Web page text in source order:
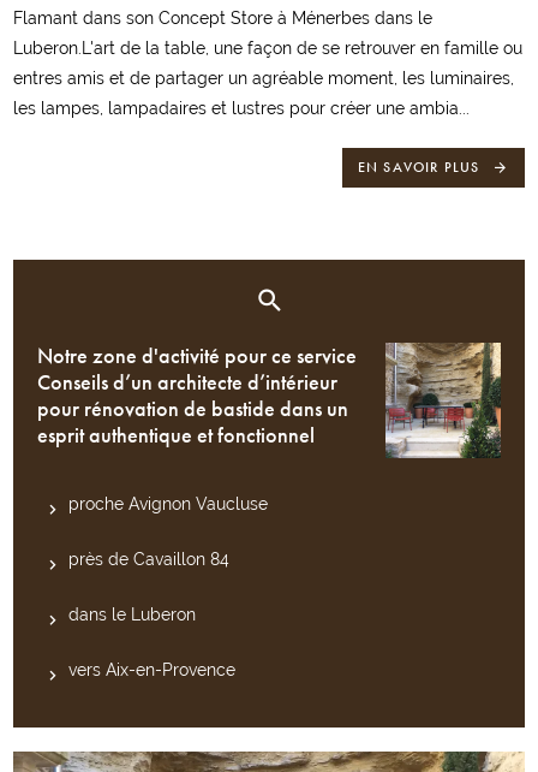
Flamant dans son Concept Store à Ménerbes dans le
Luberon.L'art de la table, une façon de se retrouver en famille ou
entres amis et de partager un agréable moment, les luminaires,
les lampes, lampadaires et lustres pour créer une ambia...
EN SAVOIR PLUS
Notre zone d'activité pour ce service
Conseils d’un architecte d’intérieur
pour rénovation de bastide dans un
esprit authentique et fonctionnel
proche Avignon Vaucluse
près de Cavaillon 84
dans le Luberon
vers Aix-en-Provence